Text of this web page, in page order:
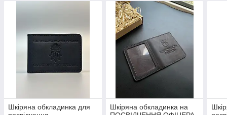
Шкіряна обкладинка для
Шкіряна обкладинка на